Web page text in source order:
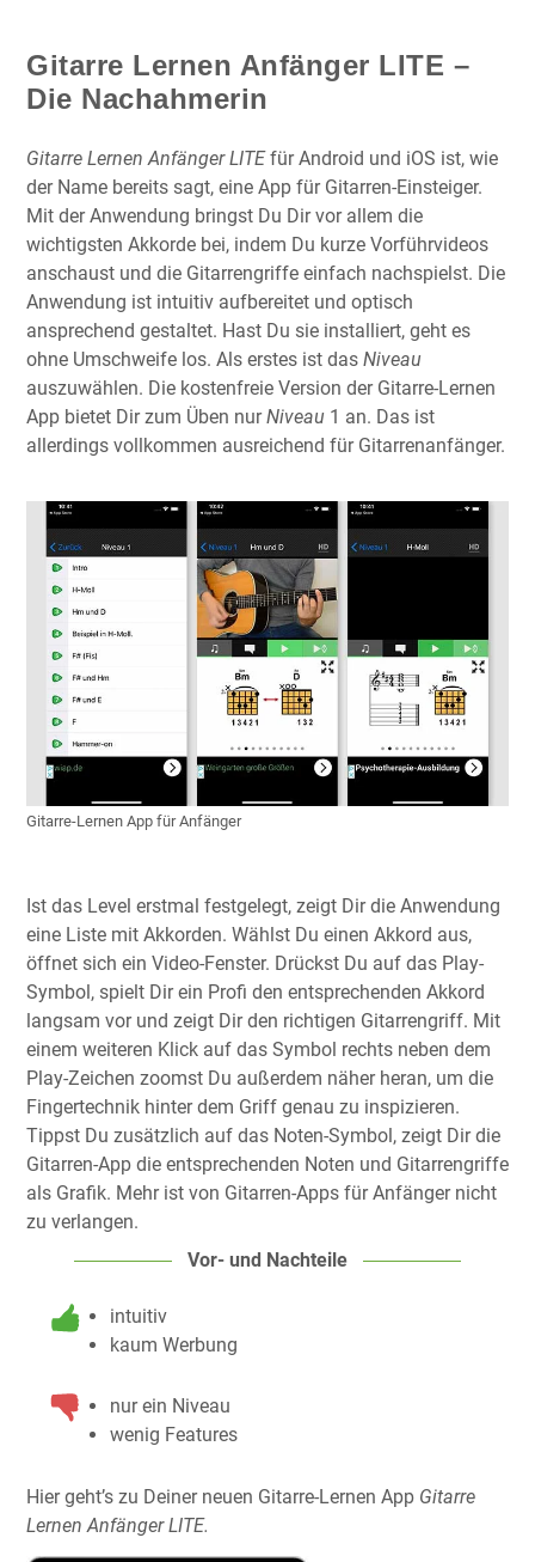
Gitarre Lernen Anfänger LITE –
Die Nachahmerin
Gitarre Lernen Anfänger LITEfür Android und iOS ist, wie
der Name bereits sagt, eine App für Gitarren-Einsteiger.
Mit der Anwendung bringst Du Dir vor allem die
wichtigsten Akkorde bei, indem Du kurze Vorführvideos
anschaust und die Gitarrengriffe einfach nachspielst. Die
Anwendung ist intuitiv aufbereitet und optisch
ansprechend gestaltet. Hast Du sie installiert, geht es
ohne Umschweife los. Als erstes ist das Niveau
auszuwählen. Die kostenfreie Version der Gitarre-Lernen
App bietet Dir zum Üben nurNiveau 1 an. Das ist
allerdings vollkommen ausreichend für Gitarrenanfänger.
Gitarre-Lernen App für Anfänger
Ist das Level erstmal festgelegt, zeigt Dir die Anwendung
eine Liste mit Akkorden. Wählst Du einen Akkord aus,
öffnet sich ein Video-Fenster. Drückst Du auf das Play-
Symbol, spielt Dir ein Profi den entsprechenden Akkord
langsam vor und zeigt Dir den richtigen Gitarrengriff. Mit
einem weiteren Klick auf das Symbol rechts neben dem
Play-Zeichen zoomst Du außerdem näher heran, um die
Fingertechnik hinter dem Griff genau zu inspizieren.
Tippst Du zusätzlich auf das Noten-Symbol, zeigt Dir die
Gitarren-App die entsprechenden Noten und Gitarrengriffe
als Grafik. Mehr ist von Gitarren-Apps für Anfänger nicht
zu verlangen.
Vor- und Nachteile
intuitiv
kaum Werbung
nur ein Niveau
wenig Features
Hier geht’s zu Deiner neuen Gitarre-Lernen App Gitarre
Lernen Anfänger LITE.